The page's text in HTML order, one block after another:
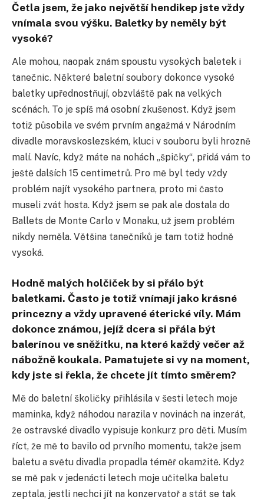
Četla jsem, že jako největší hendikep jste vždy
vnímala svou výšku. Baletky by neměly být
vysoké?
Ale mohou, naopak znám spoustu vysokých baletek i
tanečnic. Některé baletní soubory dokonce vysoké
baletky upřednostňují, obzvláště pak na velkých
scénách. To je spíš má osobní zkušenost. Když jsem
totiž působila ve svém prvním angažmá v Národním
divadle moravskoslezském, kluci v souboru byli hrozně
malí. Navíc, když máte na nohách „špičky“, přidá vám to
ještě dalších 15 centimetrů. Pro mě byl tedy vždy
problém najít vysokého partnera, proto mi často
museli zvát hosta. Když jsem se pak ale dostala do
Ballets de Monte Carlo v Monaku, už jsem problém
nikdy neměla. Většina tanečníků je tam totiž hodně
vysoká.
Hodně malých holčiček by si přálo být
baletkami. Často je totiž vnímají jako krásné
princezny a vždy upravené éterické víly. Mám
dokonce známou, jejíž dcera si přála být
balerínou ve sněžítku, na které každý večer až
nábožně koukala. Pamatujete si vy na moment,
kdy jste si řekla, že chcete jít tímto směrem?
Mě do baletní školičky přihlásila v šesti letech moje
maminka, když náhodou narazila v novinách na inzerát,
že ostravské divadlo vypisuje konkurz pro děti. Musím
říct, že mě to bavilo od prvního momentu, takže jsem
baletu a světu divadla propadla téměř okamžitě. Když
se mě pak v jedenácti letech moje učitelka baletu
zeptala, jestli nechci jít na konzervatoř a stát se tak